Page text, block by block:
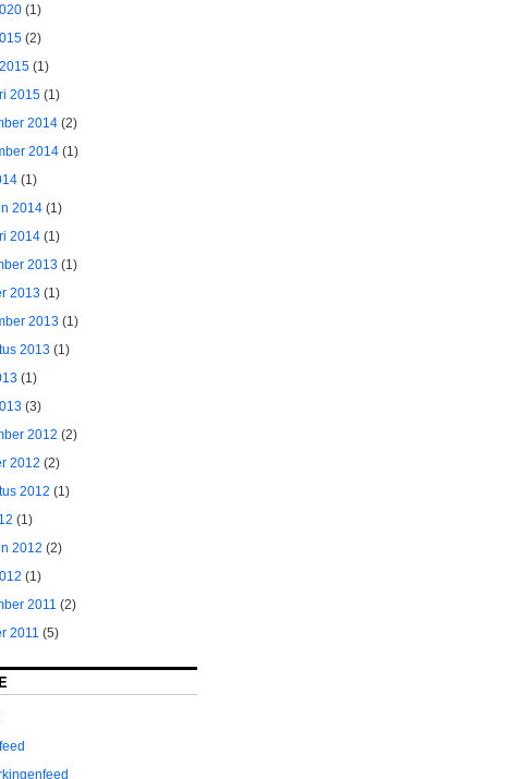
(1)
(2)
(1)
2015(1)
2014(2)
2014(1)
(1)
2014(1)
2014(1)
2013(1)
2013(1)
2013(1)
2013(1)
(1)
(3)
2012 (2)
2012 (2)
2012 (1)
(1)
2012 (2)
(1)
2011 (2)
2011 (5)